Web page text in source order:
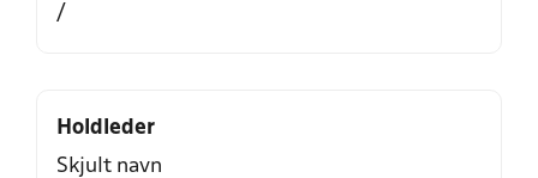
/
Holdleder
Skjult navn